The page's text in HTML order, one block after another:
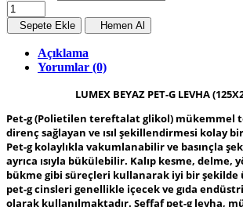
Sepete Ekle Hemen Al
Açıklama
Yorumlar (0)
LUMEX BEYAZ PET-G LEVHA
Pet-g (Polietilen tereftalat glikol) mükemmel
direnç sağlayan ve ısıl şekillendirmesi kolay
Pet-g kolaylıkla vakumlanabilir ve basınçla
ayrıca ısıyla bükülebilir. Kalıp kesme, delme,
bükme gibi süreçleri kullanarak iyi bir şekilde
pet-g cinsleri genellikle içecek ve gıda
olarak kullanılmaktadır. Şeffaf pet-g levha,